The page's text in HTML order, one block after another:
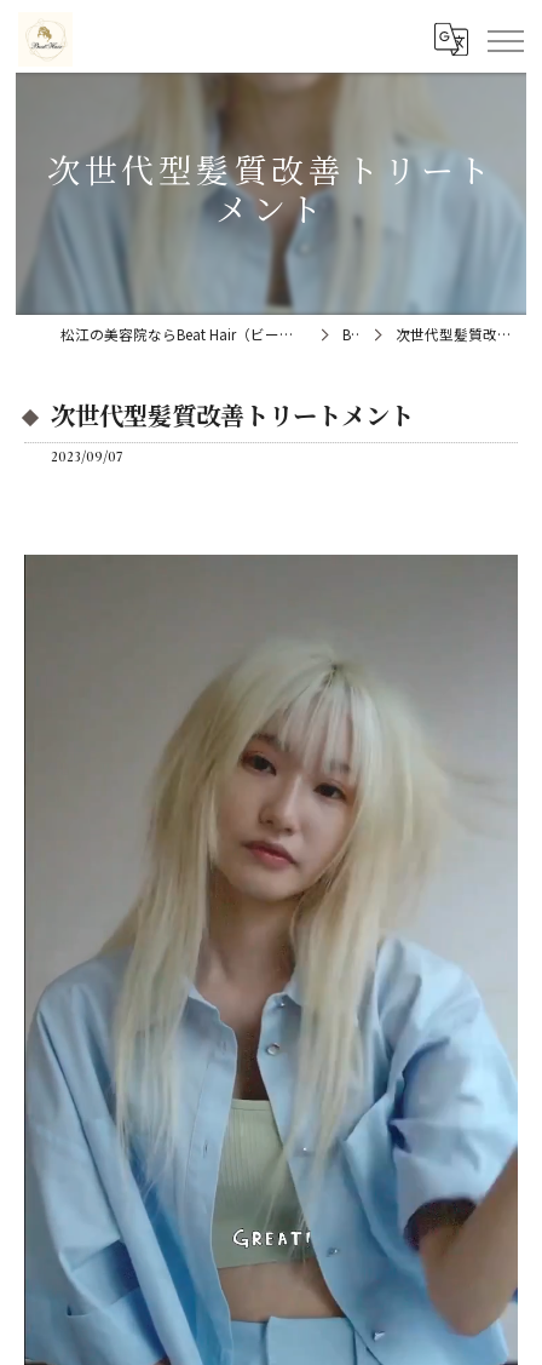
次世代型髪質改善トリート
メント
松江の美容院ならBeat Hair（ビートヘアー）髪質改善特化型サロン Blog 次世代型髪質改善トリートメント
次世代型髪質改善トリートメント
2023/09/07